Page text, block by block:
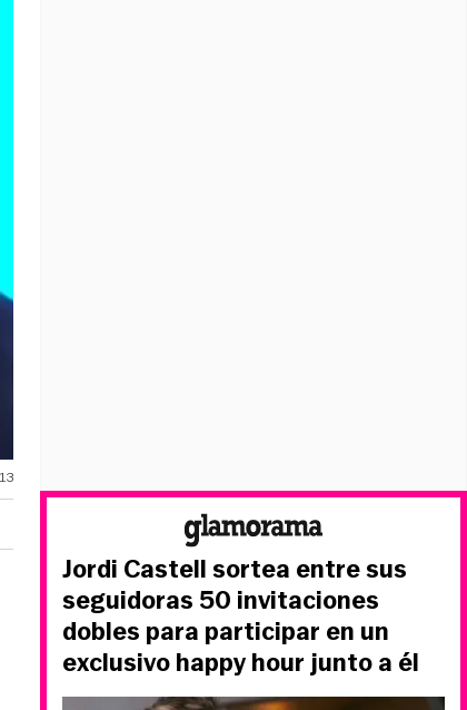
Jordi Castell sortea entre sus
seguidoras 50 invitaciones
dobles para participar en un
exclusivo happy hour junto a él